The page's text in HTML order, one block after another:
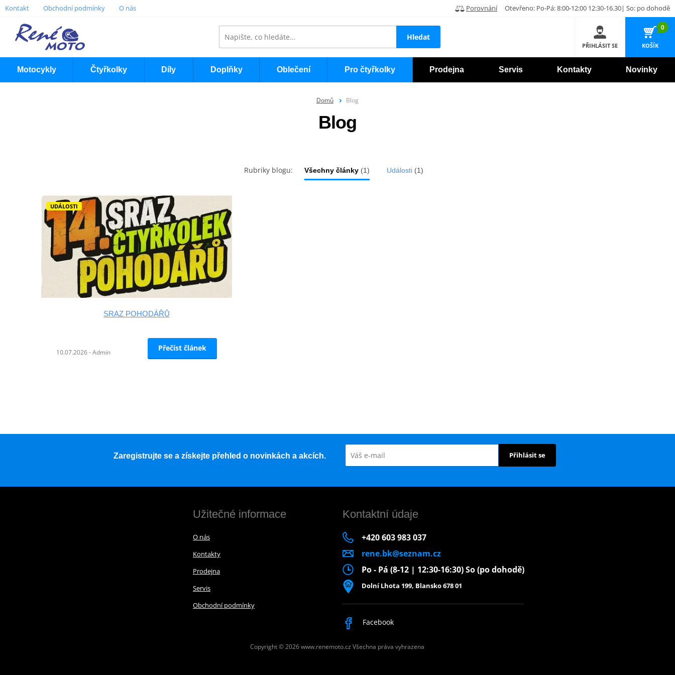
Kontakt Obchodní podmínky O nás Porovnání Otevřeno: Po-Pá: 8:00-12:00 12:30-16.30| So: po dohodě
Hledat
PŘIHLÁSIT SE
0
KOŠÍK
Motocykly Čtyřkolky Díly Doplňky Oblečení Pro čtyřkolky Prodejna Servis Kontakty Novinky
Domů Blog
Blog
Rubriky blogu: Všechny články (1) Události (1)
SRAZ POHODÁŘŮ
UDÁLOSTI
Přečíst článek
10.07.2026 - Admin
Zaregistrujte se a získejte přehled o novinkách a akcích. Přihlásit se
Užitečné informace
O nás
Kontakty
Prodejna
Servis
Obchodní podmínky
Kontaktní údaje
+420 603 983 037
rene.bk@seznam.cz
Po - Pá (8-12 | 12:30-16:30) So (po dohodě)
Dolní Lhota 199, Blansko 678 01
Facebook
Copyright © 2026 www.renemoto.cz Všechna práva vyhrazena